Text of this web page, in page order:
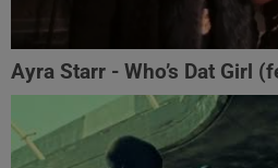
Ayra Starr - Who’s Dat Girl